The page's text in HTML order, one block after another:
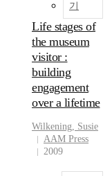
기
Life stages of
the museum
visitor :
building
engagement
over a lifetime
Wilkening, Susie
AAM Press
2009